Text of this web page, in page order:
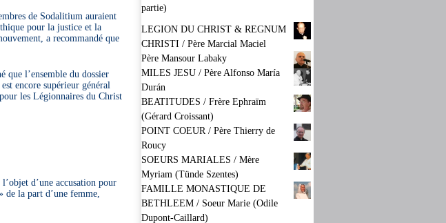
de Sodalitium auraient
pour la justice et la
a recommandé que
que l’ensemble du dossier
encore supérieur général
les Légionnaires du Christ
d’une accusation pour
de la part d’une femme,
partie)
LEGION DU CHRIST & REGNUM
CHRISTI / Père Marcial Maciel
Père Mansour Labaky
MILES JESU / Père Alfonso María
Durán
BEATITUDES / Frère Ephraïm
(Gérard Croissant)
POINT COEUR / Père Thierry de
Roucy
SOEURS MARIALES / Mère
Myriam (Tünde Szentes)
FAMILLE MONASTIQUE DE
BETHLEEM / Soeur Marie (Odile
Dupont-Caillard)